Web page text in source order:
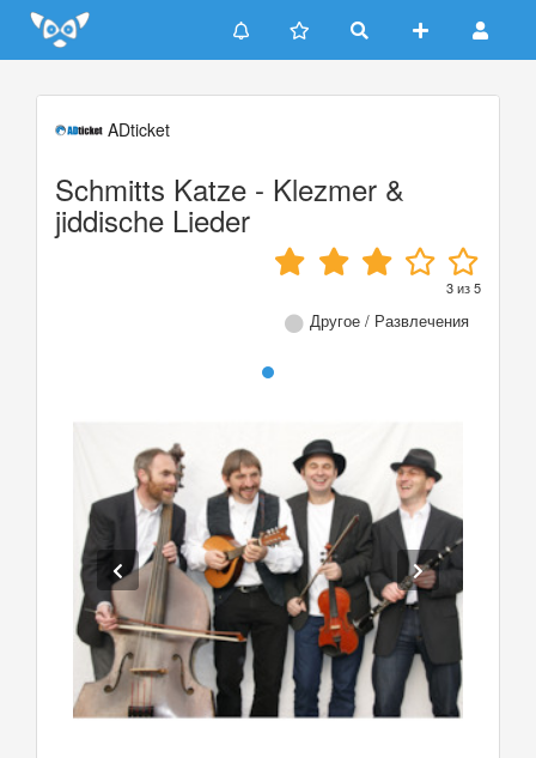
Update cookies preferences
ADticket
Schmitts Katze - Klezmer &
jiddische Lieder
3из5
Другое / Развлечения